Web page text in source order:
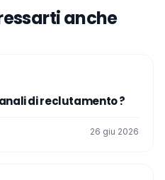
anche
di reclutamento ?
26 giu 2026